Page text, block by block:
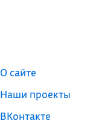
О сайте
Наши проекты
ВКонтакте